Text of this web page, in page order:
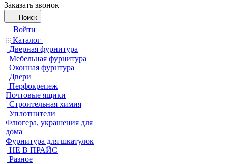
Заказать звонок
Поиск
Войти
Каталог
Дверная фурнитура
Мебельная фурнитура
Оконная фурнтура
Двери
Перфокрепеж
Почтовые ящики
Строительная химия
Уплотнители
Флюгера, украшения для
дома
Фурнитура для шкатулок
НЕ В ПРАЙС
Разное